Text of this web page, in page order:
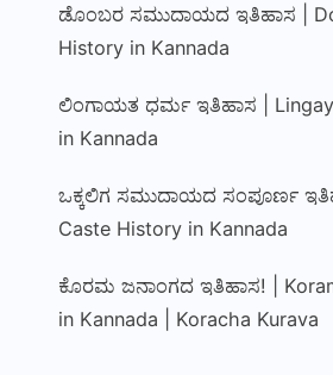
ಡೊಂಬರ ಸಮುದಾಯದ ಇತಿಹಾಸ |
History in Kannada
ಲಿಂಗಾಯತ ಧರ್ಮ ಇತಿಹಾಸ |
in Kannada
ಒಕ್ಕಲಿಗ ಸಮುದಾಯದ ಸಂಪೂರ್ಣ
Caste History in Kannada
ಕೊರಮ ಜನಾಂಗದ ಇತಿಹಾಸ! |
in Kannada | Koracha Kurava